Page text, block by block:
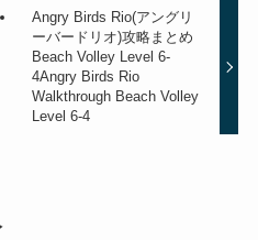
Angry Birds Rio(アングリ
ーバードリオ)攻略まとめ
Beach Volley Level 6-
4Angry Birds Rio
Walkthrough Beach Volley
Level 6-4